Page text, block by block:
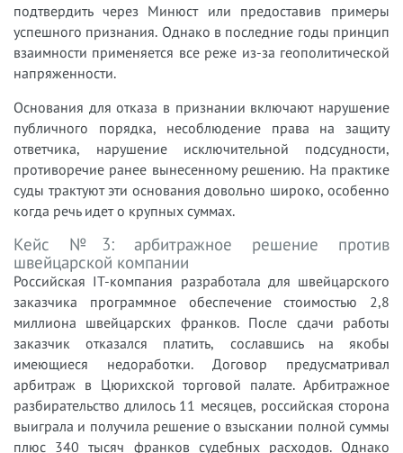
подтвердить через Минюст или предоставив примеры
успешного признания. Однако в последние годы принцип
взаимности применяется все реже из-за геополитической
напряженности.
Основания для отказа в признании включают нарушение
публичного порядка, несоблюдение права на защиту
ответчика, нарушение исключительной подсудности,
противоречие ранее вынесенному решению. На практике
суды трактуют эти основания довольно широко, особенно
когда речь идет о крупных суммах.
Кейс №3: арбитражное решение против
швейцарской компании
Российская IT-компания разработала для швейцарского
заказчика программное обеспечение стоимостью 2,8
миллиона швейцарских франков. После сдачи работы
заказчик отказался платить, сославшись на якобы
имеющиеся недоработки. Договор предусматривал
арбитраж в Цюрихской торговой палате. Арбитражное
разбирательство длилось 11 месяцев, российская сторона
выиграла и получила решение о взыскании полной суммы
плюс 340 тысяч франков судебных расходов. Однако